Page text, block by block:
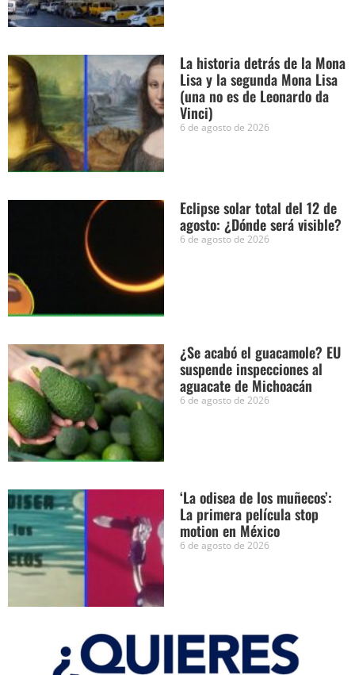
La historia detrás de la Mona
Lisa y la segunda Mona Lisa
(una no es de Leonardo da
Vinci)
6 de agosto de 2026
Eclipse solar total del 12 de
agosto: ¿Dónde será visible?
6 de agosto de 2026
¿Se acabó el guacamole? EU
suspende inspecciones al
aguacate de Michoacán
6 de agosto de 2026
‘La odisea de los muñecos’:
La primera película stop
motion en México
6 de agosto de 2026